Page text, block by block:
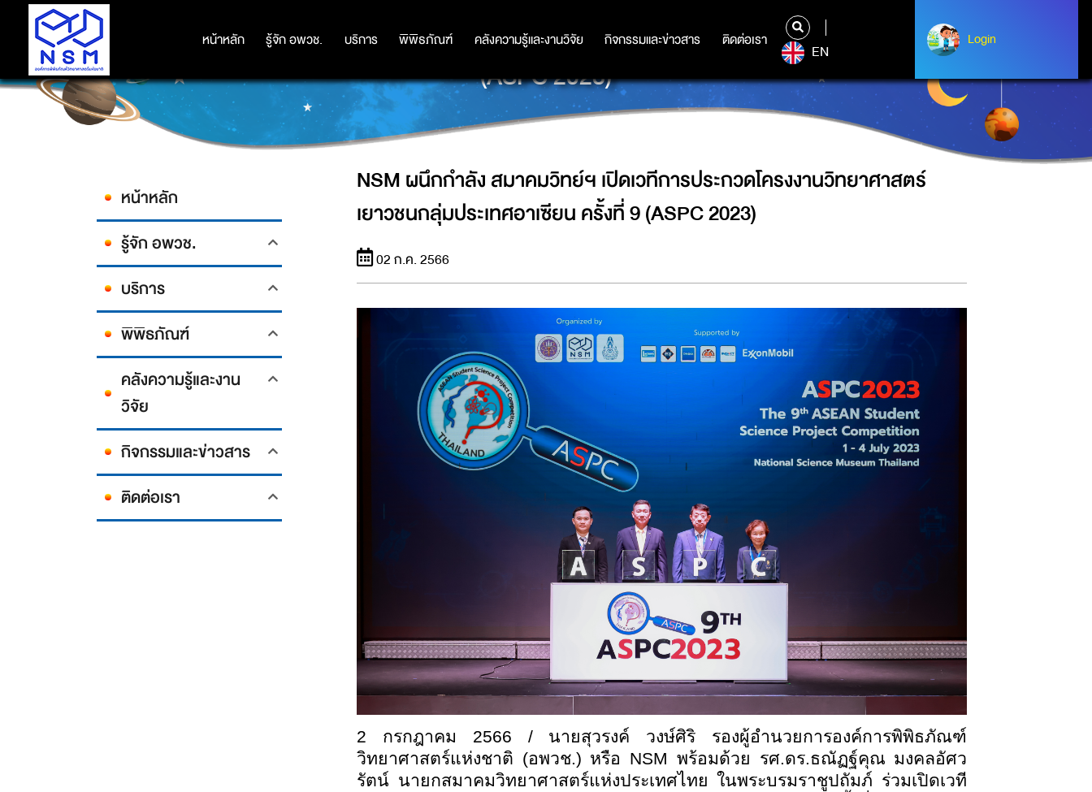
หน้าหลัก รู้จัก อพวช. บริการ พิพิธภัณฑ์ คลังความรู้และงานวิจัย กิจกรรมและข่าวสาร ติดต่อเรา
หน้าหลัก รู้จัก อพวช. บริการ พิพิธภัณฑ์ คลังความรู้และงานวิจัย กิจกรรมและข่าวสาร ติดต่อเรา
EN
Login
Login
NSM ผนึกกำลัง สมาคมวิทย์ฯ เปิดเวทีการประกวดโครงงานวิทยาศาสตร์เยาวชนกลุ่มประเทศอาเซียน ครั้งที่ 9
(ASPC 2023)
หน้าหลัก
รู้จัก อพวช.
บริการ
พิพิธภัณฑ์
คลังความรู้และงาน
วิจัย
กิจกรรมและข่าวสาร
ติดต่อเรา
NSM ผนึกกำลัง สมาคมวิทย์ฯ เปิดเวทีการประกวดโครงงานวิทยาศาสตร์
เยาวชนกลุ่มประเทศอาเซียน ครั้งที่ 9 (ASPC 2023)
02 ก.ค. 2566
2 กรกฎาคม 2566 / นายสุวรงค์ วงษ์ศิริ รองผู้อำนวยการองค์การพิพิธภัณฑ์
วิทยาศาสตร์แห่งชาติ (อพวช.) หรือ NSM พร้อมด้วย รศ.ดร.ธณัฏฐ์คุณ มงคลอัศว
รัตน์ นายกสมาคมวิทยาศาสตร์แห่งประเทศไทย ในพระบรมราชูปถัมภ์ ร่วมเปิดเวที